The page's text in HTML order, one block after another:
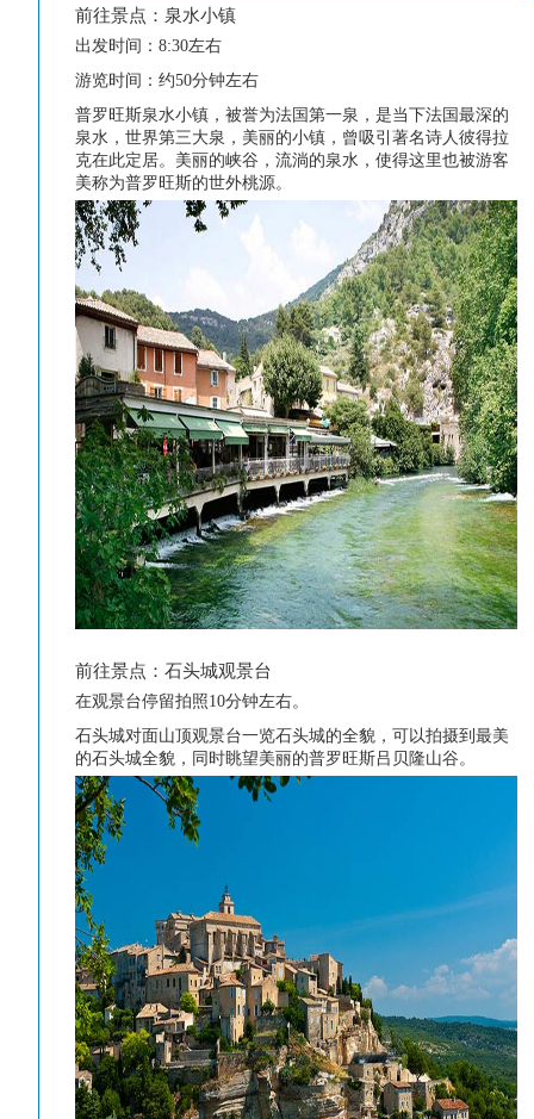
前往景点：泉水小镇
出发时间：8:30左右
游览时间：约50分钟左右
普罗旺斯泉水小镇，被誉为法国第一泉，是当下法国最深的
泉水，世界第三大泉，美丽的小镇，曾吸引著名诗人彼得拉
克在此定居。美丽的峡谷，流淌的泉水，使得这里也被游客
美称为普罗旺斯的世外桃源。
前往景点：石头城观景台
在观景台停留拍照10分钟左右。
石头城对面山顶观景台一览石头城的全貌，可以拍摄到最美
的石头城全貌，同时眺望美丽的普罗旺斯吕贝隆山谷 。